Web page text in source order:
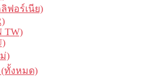
ฟอร์เนีย)
TW)
)
(ทั้งหมด)